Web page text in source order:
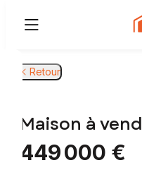
Retour
Maison à
449 000 €